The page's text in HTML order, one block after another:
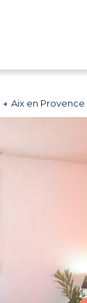
Aix en Provence